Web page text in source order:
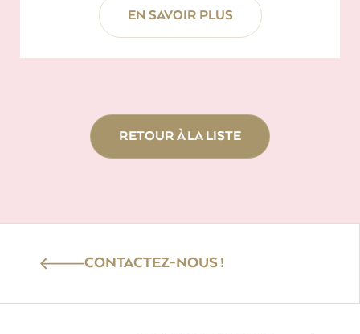
EN SAVOIR PLUS
RETOUR À LA LISTE
CONTACTEZ-NOUS !